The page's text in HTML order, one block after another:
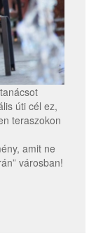
úti cél ez,
teraszokon
amit ne
városban!